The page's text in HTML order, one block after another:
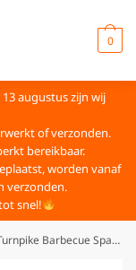
0
augustus zijn wij
of verzonden.
bereikbaar.
worden vanaf
verzonden.
snel!
Barbecue Spatel XXL